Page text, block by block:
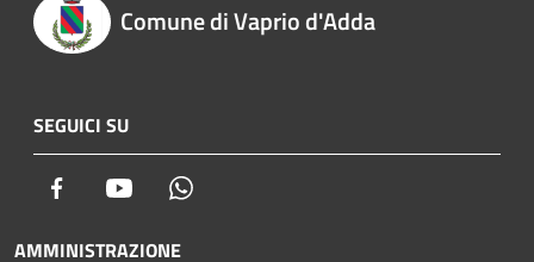
Comune di Vaprio d'Adda
SEGUICI SU
Facebook Youtube
AMMINISTRAZIONE